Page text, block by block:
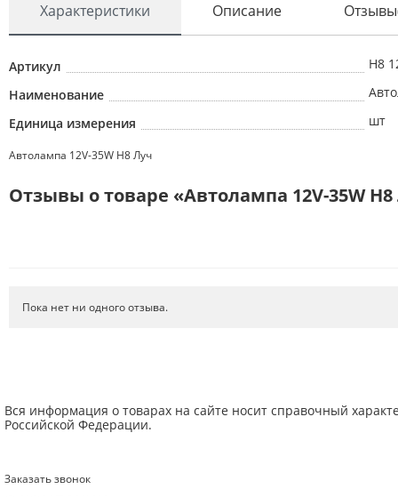
Характеристики Описание
Артикул
H8
Наименование
Единица измерения
шт
Автолампа 12V-35W Н8 Луч
Отзывы о товаре «Автолампа 12V-35W
Пока нет ни одного отзыва.
Вся информация о товарах на сайте носит справочный
Российской Федерации.
Заказать звонок